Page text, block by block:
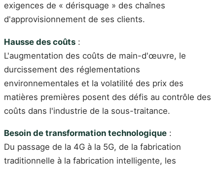
exigences de « dérisquage » des chaînes
d'approvisionnement de ses clients.
Hausse des coûts :
L'augmentation des coûts de main-d'œuvre, le
durcissement des réglementations
environnementales et la volatilité des prix des
matières premières posent des défis au contrôle des
coûts dans l'industrie de la sous-traitance.
Besoin de transformation technologique :
Du passage de la 4G à la 5G, de la fabrication
traditionnelle à la fabrication intelligente, les